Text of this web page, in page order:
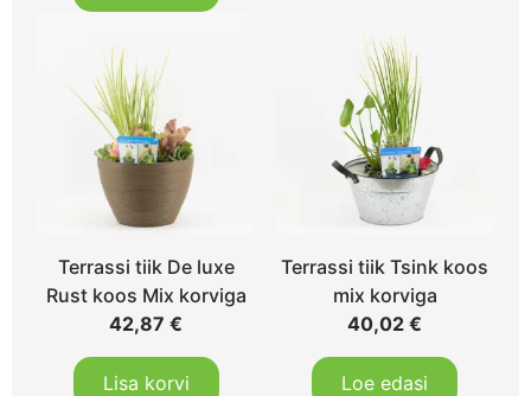
Terrassi tiik De luxe
Rust koos Mix korviga
42,87€
Lisa korvi
Terrassi tiik Tsink koos
mix korviga
40,02€
Loe edasi